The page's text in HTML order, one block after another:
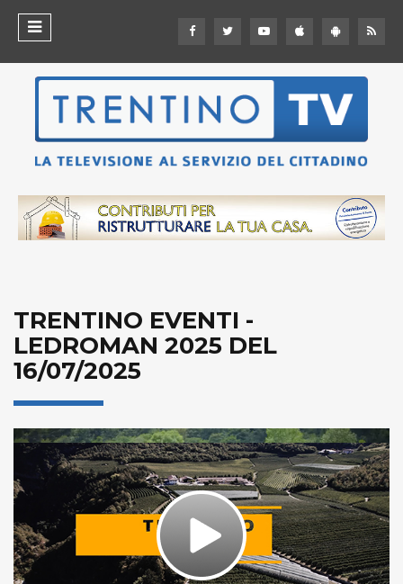
TRENTINO EVENTI -
LEDROMAN 2025 DEL
16/07/2025
Play
Video